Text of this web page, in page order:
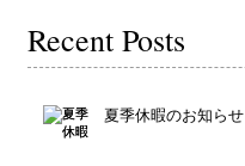
Recent Posts
夏季休暇のお知らせ